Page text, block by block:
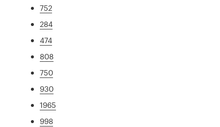
752
284
474
808
750
930
1965
998